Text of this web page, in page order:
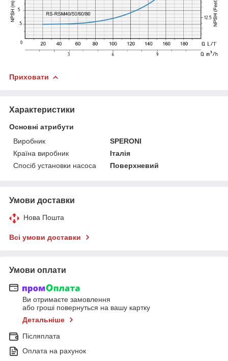
Приховати
Характеристики
Основні атрибути
Виробник
SPERONI
Країна виробник
Італія
Спосіб установки насоса
Поверхневий
Умови доставки
Нова Пошта
Всі умови доставки
Умови оплати
Ви отримаєте замовлення
або гроші повернуться на вашу картку
Детальніше
Післяплата
Оплата на рахунок